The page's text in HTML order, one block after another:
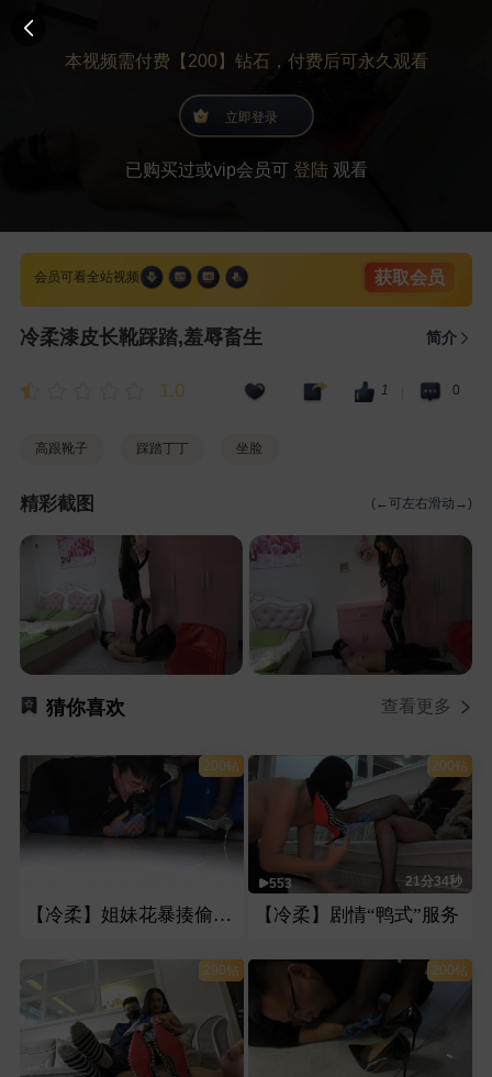
本视频需付费【200】钻石，付费后可永久观看
立即登录
已购买过或vip会员可 登陆观看
会员可看全站视频 获取会员
冷柔漆皮长靴踩踏,羞辱畜生 简介
1.0 1 0
高跟靴子 踩踏丁丁 坐脸
精彩截图 (←可左右滑动→)
猜你喜欢 查看更多
200钻
【冷柔】姐妹花暴揍偷鞋老头
200钻
553 21分34秒
【冷柔】剧情“鸭式”服务
290钻 200钻